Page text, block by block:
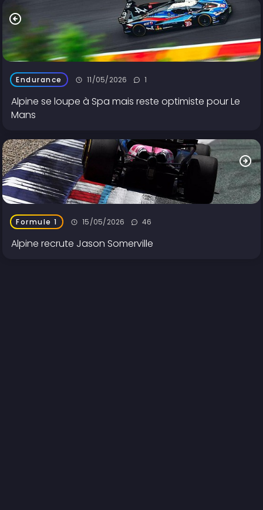
Endurance 11/05/2026 1
Alpine se loupe à Spa mais reste optimiste pour Le
Mans
Formule 1 15/05/2026 46
Alpine recrute Jason Somerville